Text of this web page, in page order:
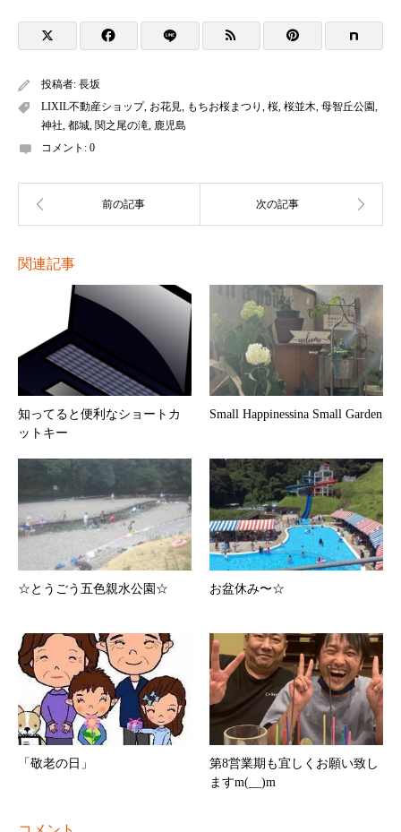
投稿者: 長坂
LIXIL不動産ショップ, お花見 もちお桜まつり 桜 桜並木 母智丘公園
神社 都城 関之尾の滝
鹿児島
コメント: 0
関連記事
知ってると便利なショートカ
ットキー
Small Happinessina Small Garden
☆とうごう五色親水公園☆ お盆休み〜☆
「敬老の日」
第8営業期も宜しくお願い致し
ますm(__)m